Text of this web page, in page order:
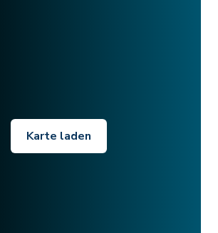
Karte laden